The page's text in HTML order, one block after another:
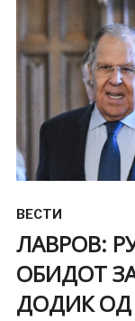
ВЕСТИ
ЛАВРОВ:
ОБИДОТ
ДОДИК ОД